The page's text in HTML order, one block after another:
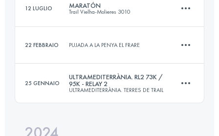
Accedi per visualizzare l'UTMB Index
12 LUGLIO MARATÓN
Trail Vielha-Molieres 3010
22 FEBBRAIO PUJADA A LA PENYA EL FRARE
13 KM462 M+
25 GENNAIO
ULTRAMEDITERRÀNIA. RL2 73K /
95K - RELAY 2
ULTRAMEDITERRÀNIA. TERRES DE TRAIL